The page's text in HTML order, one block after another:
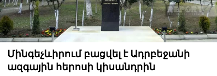
Մինգեչևիրում բացվել է Ադրբեջանի
ազգային հերոսի կիսանդրին